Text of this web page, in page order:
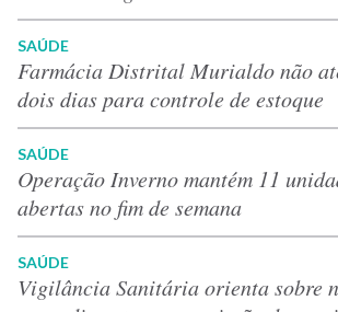
SAÚDE
Farmácia Distrital Murialdo não
dois dias para controle de estoque
SAÚDE
Operação Inverno mantém 11
abertas no fim de semana
SAÚDE
Vigilância Sanitária orienta sobre